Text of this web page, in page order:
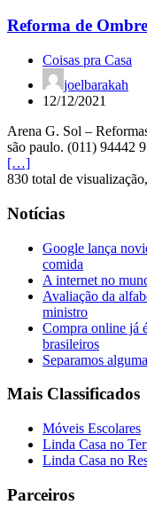
Reforma de
Coisas pra Casa
joelbarakah
12/12/2021
Arena G. Sol –
são paulo. (011) 94442
[…]
830 total de
Notícias
Google lança
comida
A internet no
Avaliação da
ministro
Compra online já
brasileiros
Separamos
Mais Classificados
Móveis Escolares
Linda Casa no
Linda Casa no
Parceiros